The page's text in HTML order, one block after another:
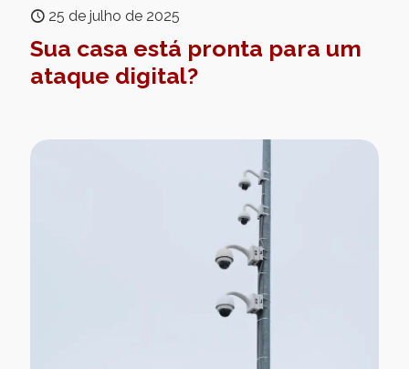
25 de julho de 2025
Sua casa está pronta para um
ataque digital?